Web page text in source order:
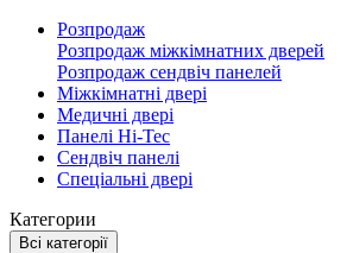
Розпродаж
Розпродаж міжкімнатних дверей
Розпродаж сендвіч панелей
Міжкімнатні двері
Медичні двері
Панелі Hi-Tec
Сендвіч панелі
Спеціальні двері
Категории
Всі категорії